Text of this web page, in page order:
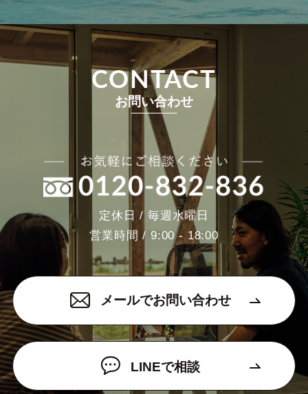
CONTACT
お問い合わせ
定休日 / 毎週水曜日
営業時間 / 9:00 - 18:00
メールでお問い合わせ
LINEで相談